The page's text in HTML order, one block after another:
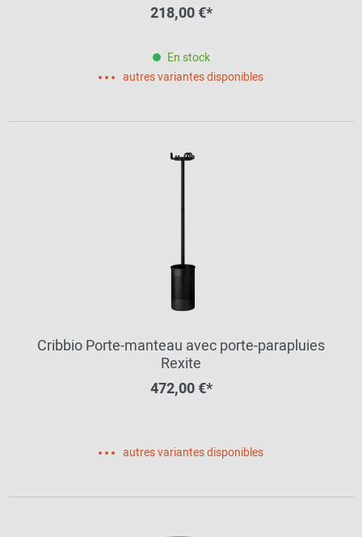
218,00 €*
En stock
autres variantes disponibles
Cribbio Porte-manteau avec porte-parapluies
Rexite
472,00 €*
autres variantes disponibles